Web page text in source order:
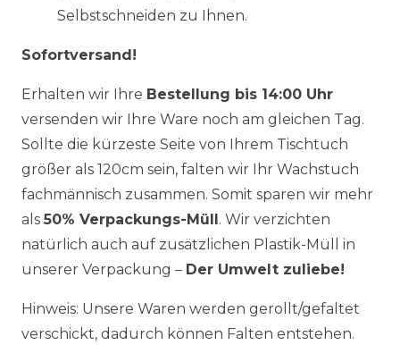
Selbstschneiden zu Ihnen.
Sofortversand!
Erhalten wir Ihre Bestellung bis 14:00 Uhr
versenden wir Ihre Ware noch am gleichen Tag.
Sollte die kürzeste Seite von Ihrem Tischtuch
größer als 120cm sein, falten wir Ihr Wachstuch
fachmännisch zusammen. Somit sparen wir mehr
als 50% Verpackungs-Müll. Wir verzichten
natürlich auch auf zusätzlichen Plastik-Müll in
unserer Verpackung – Der Umwelt zuliebe!
Hinweis: Unsere Waren werden gerollt/gefaltet
verschickt, dadurch können Falten entstehen.